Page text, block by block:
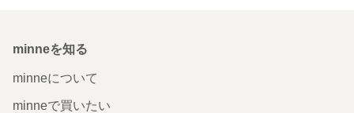
minneを知る
minneについて
minneで買いたい